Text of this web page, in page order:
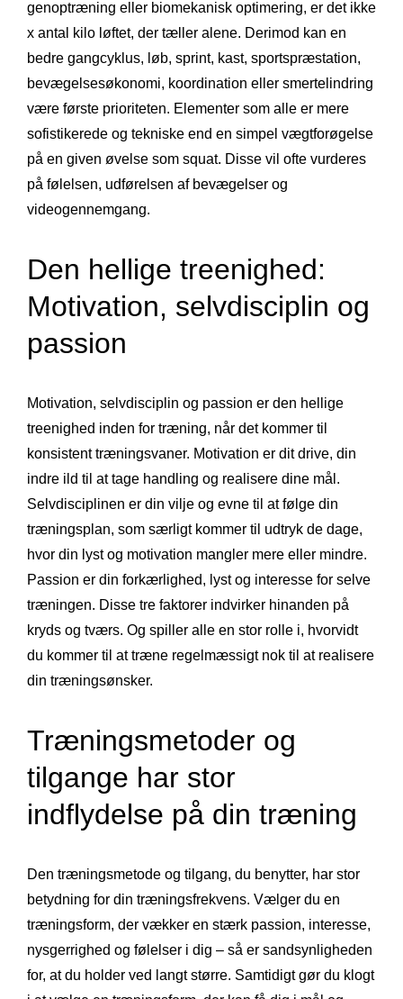
genoptræning eller biomekanisk optimering, er det ikke
x antal kilo løftet, der tæller alene. Derimod kan en
bedre gangcyklus, løb, sprint, kast, sportspræstation,
bevægelsesøkonomi, koordination eller smertelindring
være første prioriteten. Elementer som alle er mere
sofistikerede og tekniske end en simpel vægtforøgelse
på en given øvelse som squat. Disse vil ofte vurderes
på følelsen, udførelsen af bevægelser og
videogennemgang.
Den hellige treenighed:
Motivation, selvdisciplin og
passion
Motivation, selvdisciplin og passion er den hellige
treenighed inden for træning, når det kommer til
konsistent træningsvaner. Motivation er dit drive, din
indre ild til at tage handling og realisere dine mål.
Selvdisciplinen er din vilje og evne til at følge din
træningsplan, som særligt kommer til udtryk de dage,
hvor din lyst og motivation mangler mere eller mindre.
Passion er din forkærlighed, lyst og interesse for selve
træningen. Disse tre faktorer indvirker hinanden på
kryds og tværs. Og spiller alle en stor rolle i, hvorvidt
du kommer til at træne regelmæssigt nok til at realisere
din træningsønsker.
Træningsmetoder og
tilgange har stor
indflydelse på din træning
Den træningsmetode og tilgang, du benytter, har stor
betydning for din træningsfrekvens. Vælger du en
træningsform, der vækker en stærk passion, interesse,
nysgerrighed og følelser i dig – så er sandsynligheden
for, at du holder ved langt større. Samtidigt gør du klogt